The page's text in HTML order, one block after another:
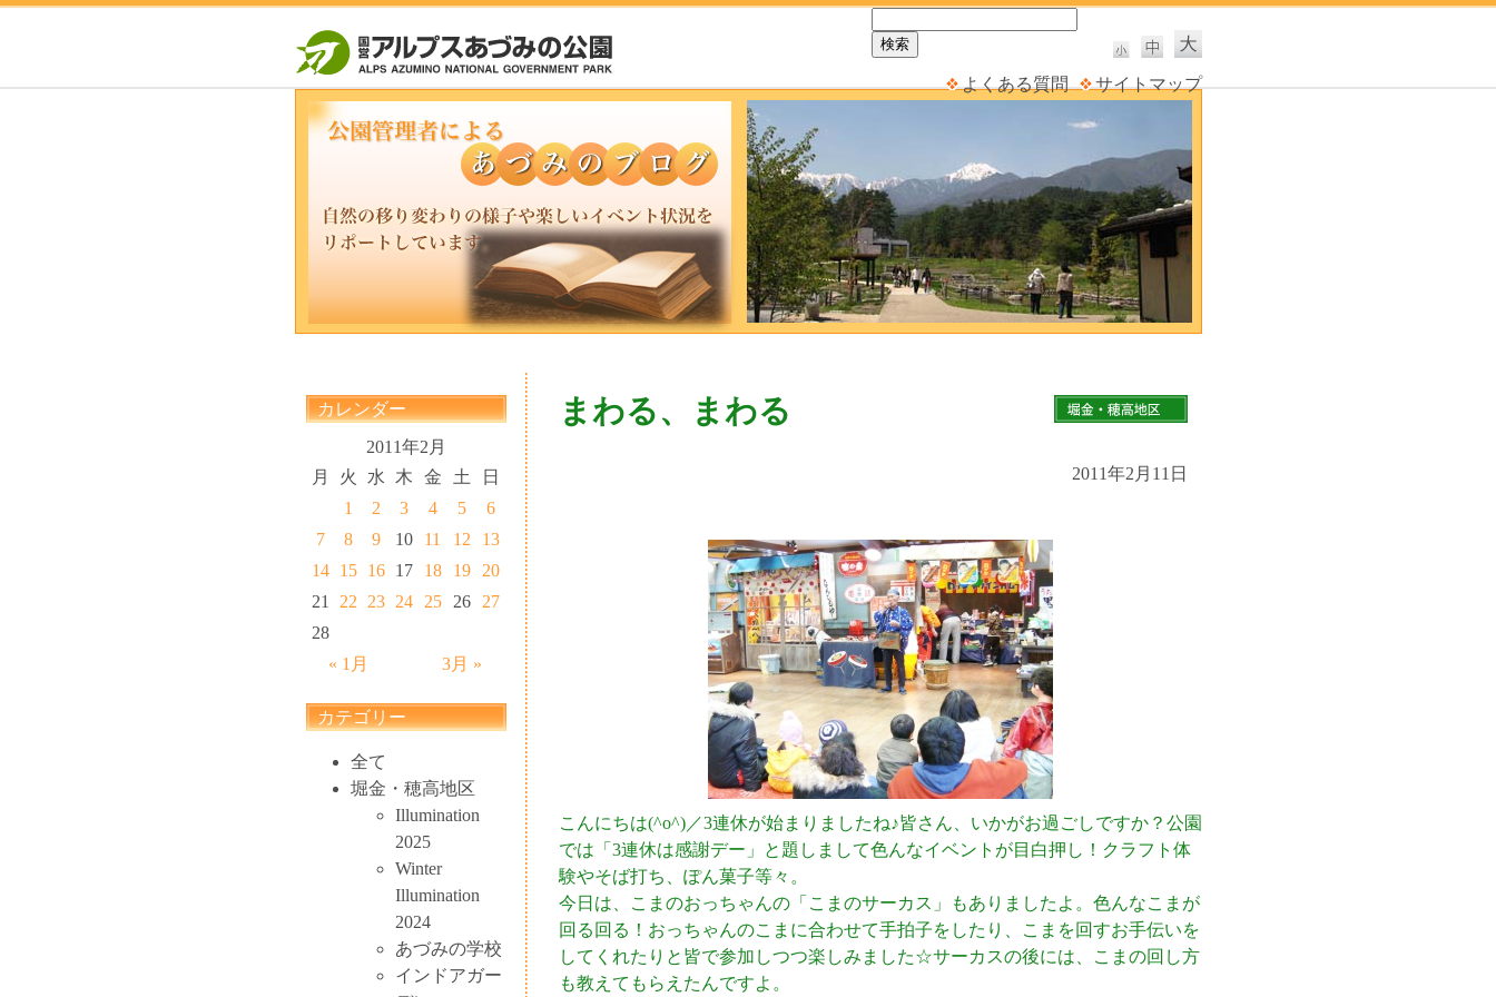
よくある質問 サイトマップ
カレンダー
2011年2月
月
火 水 木 金 土 日
« 1月 3月 »
1 2 3 4 5
6
7
8 9 10 11 12
13
14 15 16 17 18 19
20
21
22 23 24 25 26
27
28
カテゴリー
全て
堀金・穂高地区
Illumination
2025
Winter
Illumination
2024
あづみの学校
インドアガー
まわる、まわる
2011年2月11日
こんにちは(^o^)／3連休が始まりましたね♪皆さん、いかがお過ごしですか？公園
では「3連休は感謝デー」と題しまして色んなイベントが目白押し！クラフト体
験やそば打ち、ぽん菓子等々。
今日は、こまのおっちゃんの「こまのサーカス」もありましたよ。色んなこまが
回る回る！おっちゃんのこまに合わせて手拍子をしたり、こまを回すお手伝いを
してくれたりと皆で参加しつつ楽しみました☆サーカスの後には、こまの回し方
も教えてもらえたんですよ。